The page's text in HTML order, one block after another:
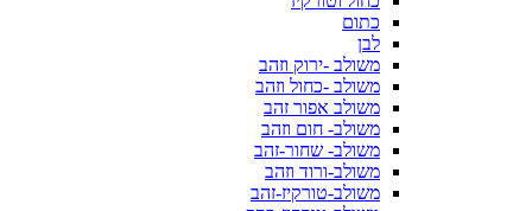
כתום
לבן
משולב -ירוק וזהב
משולב -כחול וזהב
משולב אפור זהב
משולב- חום וזהב
משולב- שחור-זהב
משולב-ורוד וזהב
משולב-טורקיז-זהב